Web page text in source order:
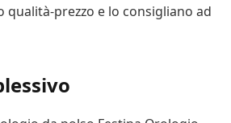
prezzo e lo consigliano ad